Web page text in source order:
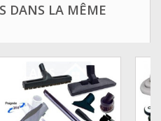
DANS LA MÊME